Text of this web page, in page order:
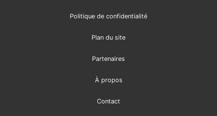
Politique de confidentialité
Plan du site
Partenaires
À propos
Contact